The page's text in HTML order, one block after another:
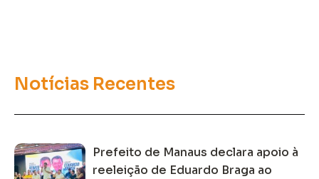
Notícias Recentes
Prefeito de Manaus declara apoio à
reeleição de Eduardo Braga ao